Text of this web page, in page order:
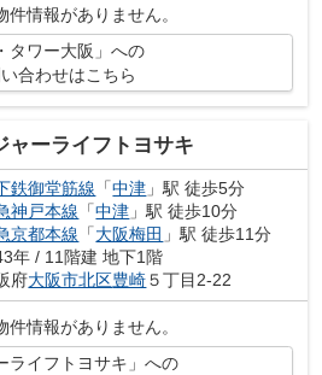
件情報がありません。
タワー大阪」への
合わせはこちら
ャーライフトヨサキ
鉄御堂筋線 「中津 」駅 徒歩5分
神戸本線 「中津 」駅 徒歩10分
京都本線 「大阪梅田 」駅 徒歩11分
年 / 11階建 地下1階
府大阪市北区豊崎５丁目2-22
件情報がありません。
ライフトヨサキ」への